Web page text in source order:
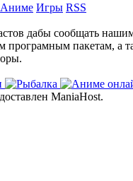
Аниме Игры RSS
дабы сообщать
програмным пакетам,
ManiaHost.